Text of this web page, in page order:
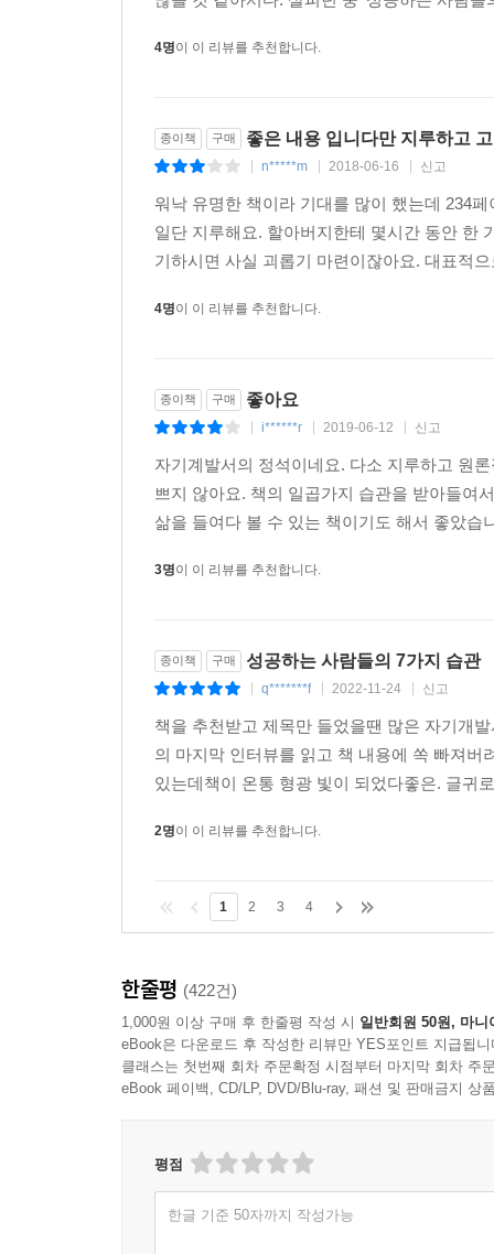
4명이 이 리뷰를 추천합니다.
종이책 구매 좋은 내용 입니다만 지루하고
n*****m 2018-06-16 신고
워낙 유명한 책이라 기대를 많이 했는데 234
일단 지루해요. 할아버지한테 몇시간 동안 한
기하시면 사실 괴롭기 마련이잖아요. 대표적
4명이 이 리뷰를 추천합니다.
종이책 구매 좋아요
i******r 2019-06-12 신고
자기계발서의 정석이네요. 다소 지루하고 원
쁘지 않아요. 책의 일곱가지 습관을 받아들여
삶을 들여다 볼 수 있는 책이기도 해서 좋았
3명이 이 리뷰를 추천합니다.
종이책 구매 성공하는 사람들의 7가지 습관
q*******f 2022-11-24 신고
책을 추천받고 제목만 들었을땐 많은 자기개
의 마지막 인터뷰를 읽고 책 내용에 쏙 빠져
있는데책이 온통 형광 빛이 되었다좋은. 글귀
2명이 이 리뷰를 추천합니다.
1 2 3 4
한줄평 (422건)
1,000원 이상 구매 후 한줄평 작성 시 일반회원 50원, 마니
eBook은 다운로드 후 작성한 리뷰만 YES포인트 지급됩니
클래스는 첫번째 회차 주문확정 시점부터 마지막 회차 주
eBook 페이백, CD/LP, DVD/Blu-ray, 패션 및 판매금지 상
평점
한글 기준 50자까지 작성가능